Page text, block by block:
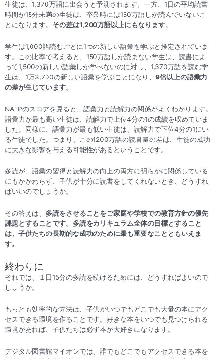
生徒は、1,370万語に出会うと予測されます。一方、1日の平均読書
時間が15分未満の生徒は、卒業時には150万語しか読んでいないこ
とになります。 その差は1,200万語以上にもなります。
学生は1,000語読むごとに1つの新しい語彙を学ぶと推定されていま
す。この比率で考えると、150万語しか読まない学生は、読書によ
って1,500の新しい語彙しか学べないのに対し、1,370万語を読む学
生は、1万3,700の新しい語彙を学ぶことになり、 9倍以上の語彙力
の差が生じています。
NAEPのスコアを見ると、語彙力と読解力の関係がよくわかります。
語彙力が最も高い生徒は、読解力で上位4分の1の成績を収めていま
した。同様に、語彙力が最も低い生徒は、読解力で下位4分の1にい
る生徒でした。つまり、この1200万語の読書量の差は、生徒の成功
に大きな影響を与える可能性があるということです。
多読が、語彙の習得と読解力の向上の両方に明らかに関係している
にもかかわらず、子供が十分に読書をしてくれないとき、どうすれ
ばいいのでしょうか。
その答えは、 多読をさせることをご家庭や学校での教育方針の優先
課題とすることです。多読をカリキュラム全体の目標とすること
は、子供たちの長期的な成功のために最も重要なことともいえま
す。
終わりに
それでは、１日15分の多読を続けるためには、どうすればよいので
しょうか。
もっとも効率的な方法は、子供がいつでもどこでも大量の本にアク
セスできる環境を作ることです。好きな本をいつでも見つけられる
環境があれば、子供たちは必ず本が大好きになります。
デジタル図書館マイオンでは、誰でもどこでもアクセスできる本を